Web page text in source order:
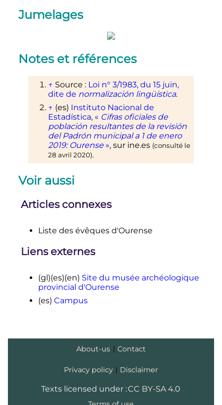
Jumelages
Tlalnepantla
Les
localités
jumelées
avec
Notes et références
↑ Source : Loi n° 3/1983, du 15 juin,
dite de normalización lingüística.
↑ (es) Instituto Nacional de
Estadística, « Cifras oficiales de
población resultantes de la revisión
del Padrón municipal a 1 de enero
2019: Ourense », sur ine.es (consulté le
28 avril 2020).
Voir aussi
Articles connexes
Liste des évêques d'Ourense
Liens externes
(gl)(es)(en) Site du musée archéologique
provincial d'Ourense
(es) Campus
About-us | Contact
Privacy policy | Disclaimer
Texts licensed under :CC BY-SA 4.0